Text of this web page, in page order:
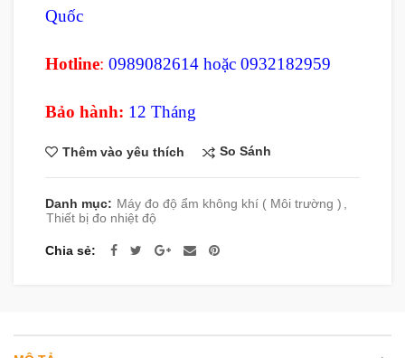
Quốc
Hotline: 0989082614 hoặc 0932182959
Bảo hành: 12 Tháng
Thêm vào yêu thích So Sánh
Danh mục: Máy đo độ ẩm không khí ( Môi trường )
Thiết bị đo nhiệt độ
Chia sẻ